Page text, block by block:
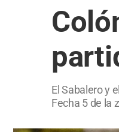
El Sabalero y
Fecha 5 de la